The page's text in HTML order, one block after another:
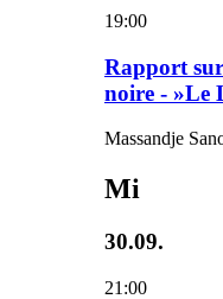
19:00
Rapport
noire - »Le
Massandje
Mi
30.09.
21:00